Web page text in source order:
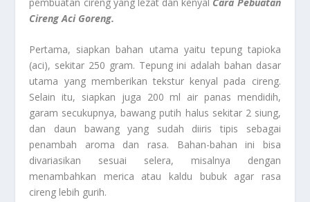
Cireng Aci Goreng.
Pertama, siapkan bahan utama yaitu tepung tapioka
(aci), sekitar 250 gram. Tepung ini adalah bahan dasar
utama yang memberikan tekstur kenyal pada cireng.
Selain itu, siapkan juga 200 ml air panas mendidih,
garam secukupnya, bawang putih halus sekitar 2 siung,
dan daun bawang yang sudah diiris tipis sebagai
penambah aroma dan rasa. Bahan-bahan ini bisa
divariasikan sesuai selera, misalnya dengan
menambahkan merica atau kaldu bubuk agar rasa
cireng lebih gurih.